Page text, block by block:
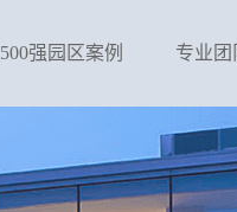
500强园区案例 专业团